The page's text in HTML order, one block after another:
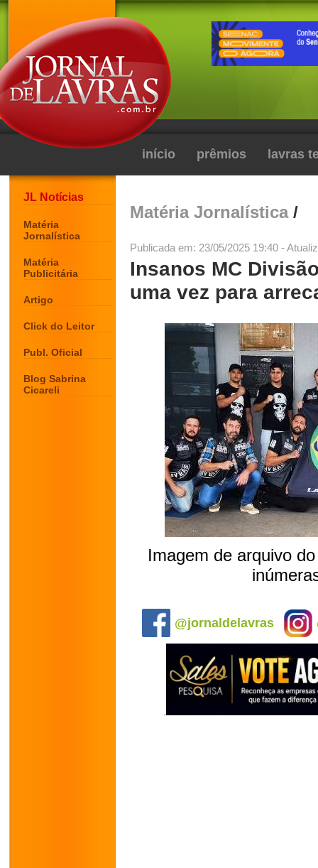
início prêmios lavras
JL Notícias
Matéria
Jornalística
Matéria
Publicitária
Artigo
Click do Leitor
Publ. Oficial
Blog Sabrina
Cicareli
Matéria Jornalística/
Publicada em: 23/05/2025 19:40 -
Insanos MC
uma vez para
Imagem de arquivo
@jornaldelavras